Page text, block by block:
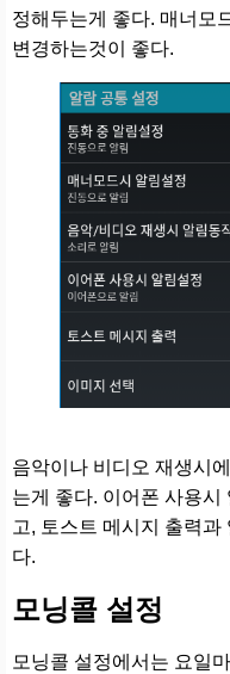
정해두는게 좋다. 매너모
변경하는것이 좋다.
음악이나 비디오 재생시
는게 좋다. 이어폰 사용
고, 토스트 메시지 출력
다.
모닝콜 설정
모닝콜 설정에서는 요일